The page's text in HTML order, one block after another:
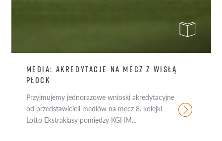
MEDIA: AKREDYTACJE NA MECZ Z WISŁĄ
PŁOCK
Przyjmujemy jednorazowe wnioski akredytacyjne
od przedstawicieli mediów na mecz 8. kolejki
Lotto Ekstraklasy pomiędzy KGHM...